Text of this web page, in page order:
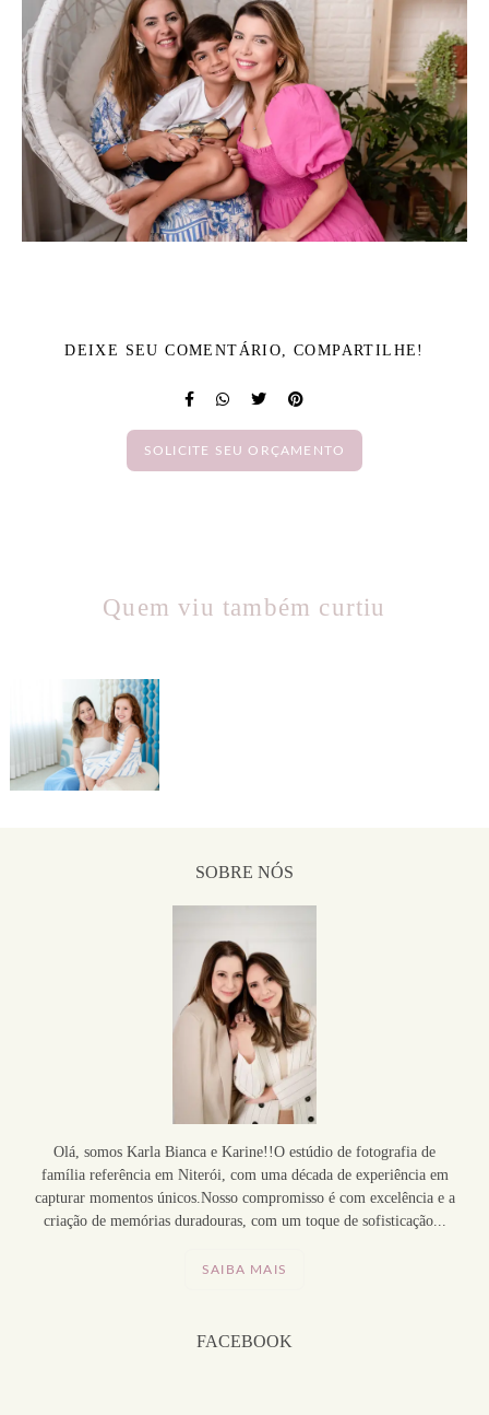
DEIXE SEU COMENTÁRIO, COMPARTILHE!
SOLICITE SEU ORÇAMENTO
Quem viu também curtiu
159 0
SOBRE NÓS
Olá, somos Karla Bianca e Karine!!O estúdio de fotografia de
família referência em Niterói, com uma década de experiência em
capturar momentos únicos.Nosso compromisso é com excelência e a
criação de memórias duradouras, com um toque de sofisticação...
SAIBA MAIS
FACEBOOK